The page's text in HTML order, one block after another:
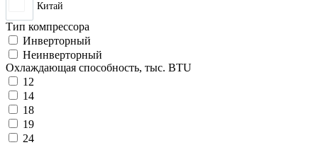
Китай
Тип компрессора
Инверторный
Неинверторный
Охлаждающая способность, тыс. BTU
12
14
18
19
24